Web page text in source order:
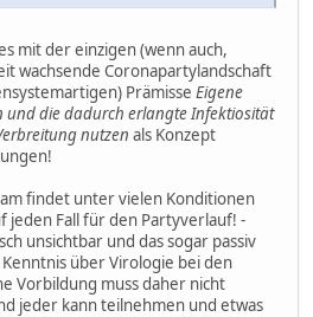
mit der einzigen (wenn auch,
wachsende Coronapartylandschaft
Prämisse Eigene
und die dadurch erlangte Infektiosität
nutzen als Konzept
findet unter vielen Konditionen
jeden Fall für den Partyverlauf! -
unsichtbar und das sogar passiv
über Virologie bei den
Vorbildung muss daher nicht
jeder kann teilnehmen und etwas